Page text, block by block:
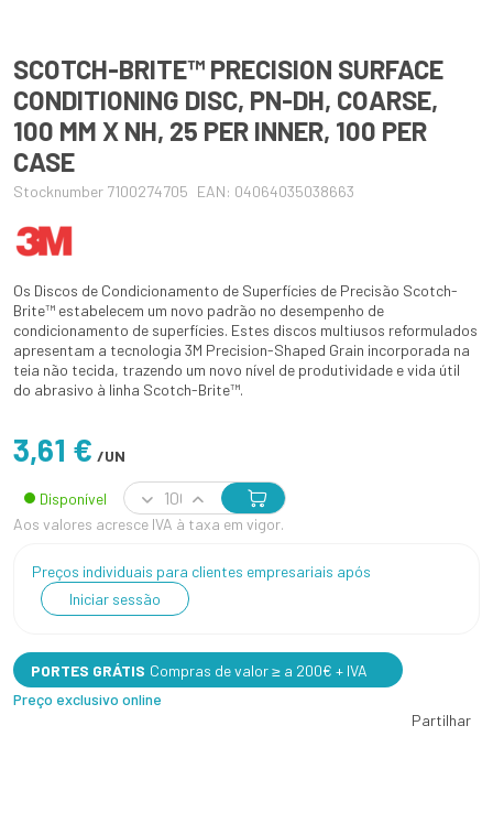
SCOTCH-BRITE™ PRECISION SURFACE
CONDITIONING DISC, PN-DH, COARSE,
100 MM X NH, 25 PER INNER, 100 PER
CASE
Stocknumber 7100274705 EAN: 04064035038663
Os Discos de Condicionamento de Superfícies de Precisão Scotch-
Brite™ estabelecem um novo padrão no desempenho de
condicionamento de superfícies. Estes discos multiusos reformulados
apresentam a tecnologia 3M Precision-Shaped Grain incorporada na
teia não tecida, trazendo um novo nível de produtividade e vida útil
do abrasivo à linha Scotch-Brite™.
3,61 € /UN
Disponível
Aos valores acresce IVA à taxa em vigor.
Preços individuais para clientes empresariais após
Iniciar sessão
PORTES GRÁTIS Compras de valor ≥ a 200€ + IVA
Preço exclusivo online
Partilhar